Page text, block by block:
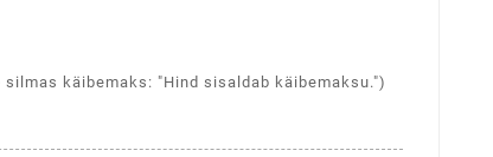
käibemaks: "Hind sisaldab käibemaksu.")